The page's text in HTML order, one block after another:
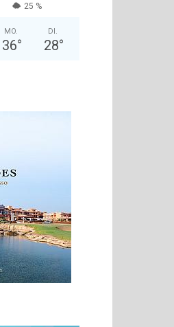
25 %
MO.
36°
DI.
28°